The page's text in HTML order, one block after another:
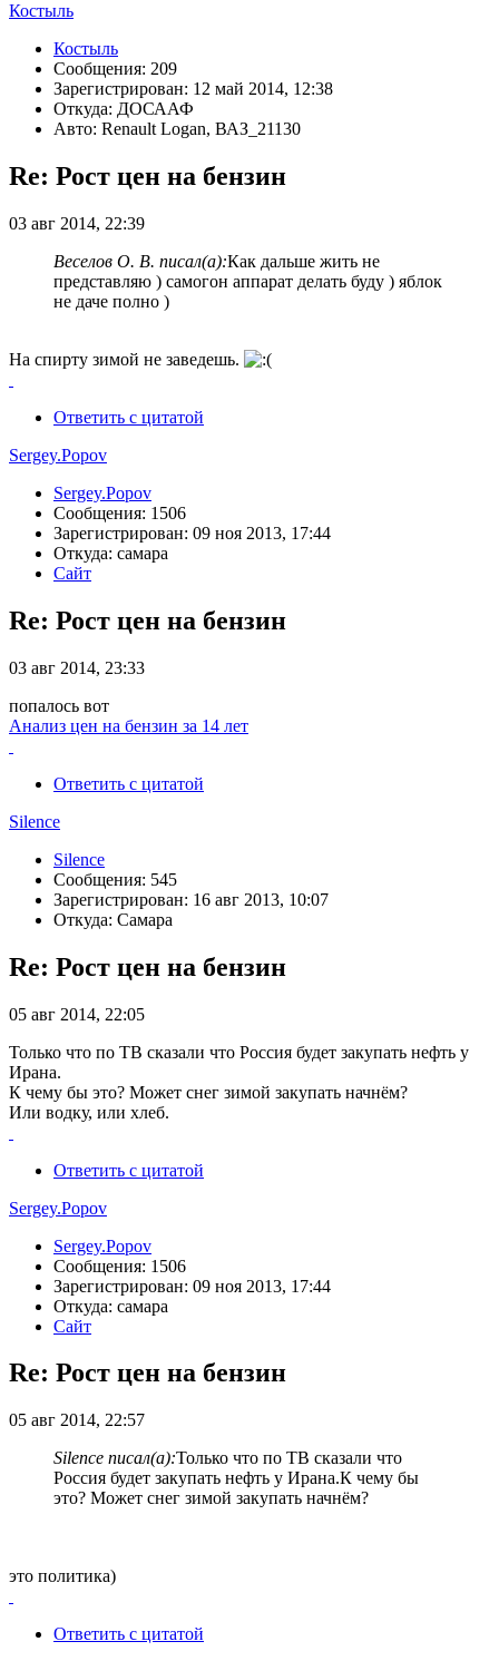
Костыль
Костыль
Сообщения: 209
Зарегистрирован: 12 май 2014, 12:38
Откуда: ДОСААФ
Авто: Renault Logan, ВАЗ_21130
Re: Рост цен на бензин
03 авг 2014, 22:39
Веселов О. В. писал(а):Как дальше жить не
представляю ) самогон аппарат делать буду ) яблок
не даче полно )
На спирту зимой не заведешь.
Ответить с цитатой
Sergey.Popov
Sergey.Popov
Сообщения: 1506
Зарегистрирован: 09 ноя 2013, 17:44
Откуда: самара
Сайт
Re: Рост цен на бензин
03 авг 2014, 23:33
попалось вот
Анализ цен на бензин за 14 лет
Ответить с цитатой
Silence
Silence
Сообщения: 545
Зарегистрирован: 16 авг 2013, 10:07
Откуда: Самара
Re: Рост цен на бензин
05 авг 2014, 22:05
Только что по ТВ сказали что Россия будет закупать нефть у
Ирана.
К чему бы это? Может снег зимой закупать начнём?
Или водку, или хлеб.
Ответить с цитатой
Sergey.Popov
Sergey.Popov
Сообщения: 1506
Зарегистрирован: 09 ноя 2013, 17:44
Откуда: самара
Сайт
Re: Рост цен на бензин
05 авг 2014, 22:57
Silence писал(а):Только что по ТВ сказали что
Россия будет закупать нефть у Ирана.К чему бы
это? Может снег зимой закупать начнём?
это политика)
Ответить с цитатой